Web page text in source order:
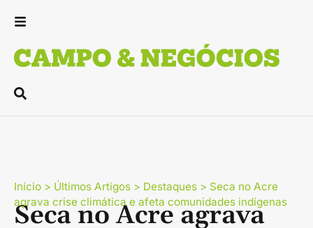
Início > Últimos Artigos > Destaques > Seca no Acre
agrava crise climática e afeta comunidades indígenas
Seca no Acre agrava